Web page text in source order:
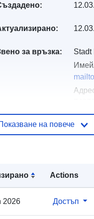
Actions
2026 Достъп
за връзка:
Stadt
URL
04
на повече